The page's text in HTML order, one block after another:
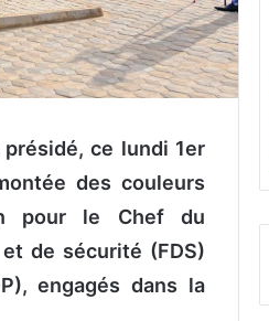
présidé, ce lundi 1er
des couleurs
pour le Chef du
de sécurité (FDS)
engagés dans la